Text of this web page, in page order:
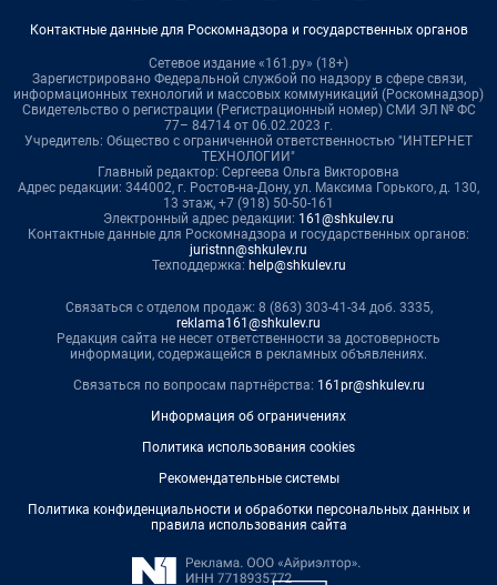
Контактные данные для Роскомнадзора и государственных органов
Сетевое издание «161.ру» (18+)
Зарегистрировано Федеральной службой по надзору в сфере связи,
информационных технологий и массовых коммуникаций (Роскомнадзор)
Свидетельство о регистрации (Регистрационный номер) СМИ ЭЛ № ФС
77– 84714 от 06.02.2023 г.
Учредитель: Общество с ограниченной ответственностью "ИНТЕРНЕТ
ТЕХНОЛОГИИ"
Главный редактор: Сергеева Ольга Викторовна
Адрес редакции: 344002, г. Ростов-на-Дону, ул. Максима Горького, д. 130,
13 этаж, +7 (918) 50-50-161
Электронный адрес редакции: 161@shkulev.ru
Контактные данные для Роскомнадзора и государственных органов:
juristnn@shkulev.ru
Техподдержка: help@shkulev.ru
Связаться с отделом продаж: 8 (863) 303-41-34 доб. 3335,
reklama161@shkulev.ru
Редакция сайта не несет ответственности за достоверность
информации, содержащейся в рекламных объявлениях.
Связаться по вопросам партнёрства: 161pr@shkulev.ru
Информация об ограничениях
Политика использования cookies
Рекомендательные системы
Политика конфиденциальности и обработки персональных данных и
правила использования сайта